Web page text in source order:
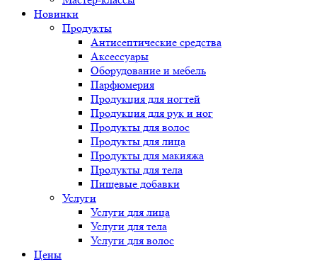
Новинки
Продукты
Антисептические средства
Аксессуары
Оборудование и мебель
Парфюмерия
Продукция для ногтей
Продукция для рук и ног
Продукты для волос
Продукты для лица
Продукты для макияжа
Продукты для тела
Пищевые добавки
Услуги
Услуги для лица
Услуги для тела
Услуги для волос
Цены